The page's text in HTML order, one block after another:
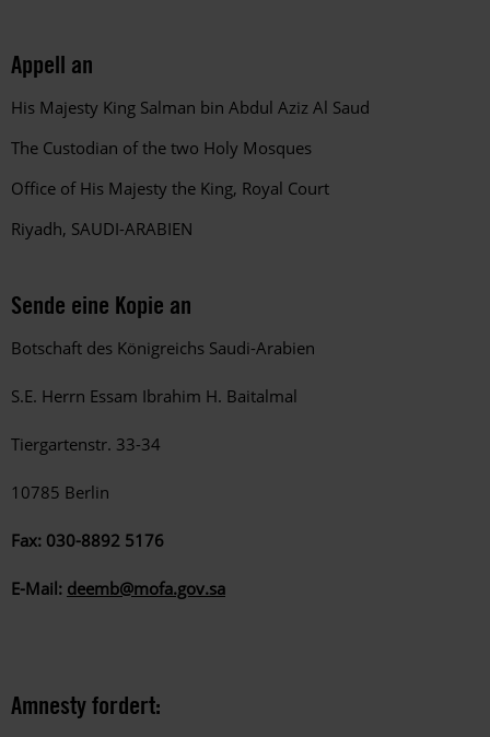
Appell an
His Majesty King Salman bin Abdul Aziz Al Saud
The Custodian of the two Holy Mosques
Office of His Majesty the King, Royal Court
Riyadh, SAUDI-ARABIEN
Sende eine Kopie an
Botschaft des Königreichs Saudi-Arabien
S.E. Herrn Essam Ibrahim H. Baitalmal
Tiergartenstr. 33-34
10785 Berlin
Fax: 030-8892 5176
E-Mail: deemb@mofa.gov.sa
Amnesty fordert: